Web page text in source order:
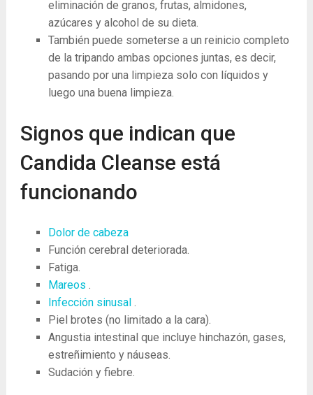
eliminación de granos, frutas, almidones,
azúcares y alcohol de su dieta.
También puede someterse a un reinicio completo
de la tripando ambas opciones juntas, es decir,
pasando por una limpieza solo con líquidos y
luego una buena limpieza.
Signos que indican que
Candida Cleanse está
funcionando
Dolor de cabeza
Función cerebral deteriorada.
Fatiga.
Mareos .
Infección sinusal .
Piel brotes (no limitado a la cara).
Angustia intestinal que incluye hinchazón, gases,
estreñimiento y náuseas.
Sudación y fiebre.